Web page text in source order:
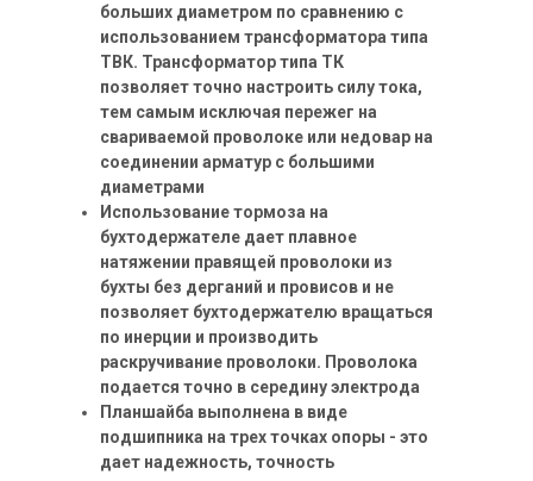
больших диаметром по сравнению с
использованием трансформатора типа
ТВК. Трансформатор типа ТК
позволяет точно настроить силу тока,
тем самым исключая пережег на
свариваемой проволоке или недовар на
соединении арматур с большими
диаметрами
Использование тормоза на
бухтодержателе дает плавное
натяжении правящей проволоки из
бухты без дерганий и провисов и не
позволяет бухтодержателю вращаться
по инерции и производить
раскручивание проволоки. Проволока
подается точно в середину электрода
Планшайба выполнена в виде
подшипника на трех точках опоры - это
дает надежность, точность